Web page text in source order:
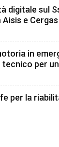
digitale sul
e
in
tecnico per
per la